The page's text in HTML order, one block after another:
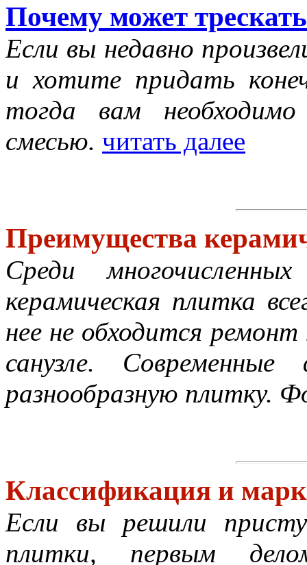
Почему может
Если вы недавно
и хотите придать
тогда вам
смесью. читать далее
Преимущества
Среди
керамическая плитка
нее не обходится
санузле.
разнообразную плитку.
Классификация и
Если вы решили
плитки, первым